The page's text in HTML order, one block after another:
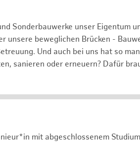
Sonderbauwerke unser Eigentum
unsere beweglichen Brücken -
Und auch bei uns hat so
sanieren oder erneuern? Dafür
mit abgeschlossenem